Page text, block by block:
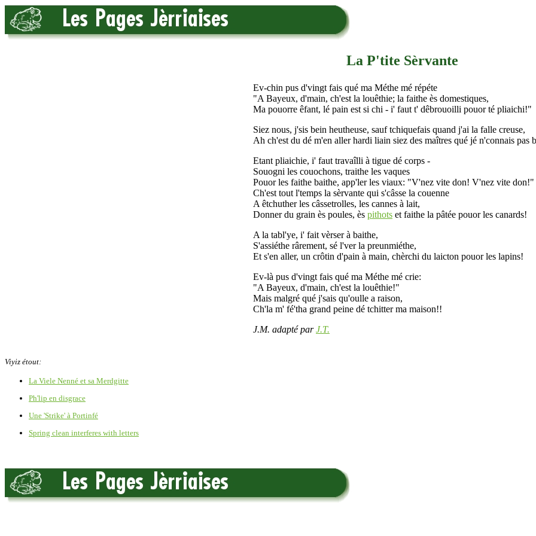
La P'tite Sèrvante
Ev-chin pus d'vingt fais qué ma Méthe mé répéte
"A Bayeux, d'main, ch'est la louêthie; la faithe ès domestiques,
Ma pouorre êfant, lé pain est si chi - i' faut t' dêbrouoilli pouor té pliaichi!"
Siez nous, j'sis bein heutheuse, sauf tchiquefais quand j'ai la falle creuse,
Ah ch'est du dé m'en aller hardi liain siez des maîtres qué jé n'connais pas
Etant pliaichie, i' faut travaîlli à tigue dé corps -
Souogni les couochons, traithe les vaques
Pouor les faithe baithe, app'ler les viaux: "V'nez vite don! V'nez vite don!"
Ch'est tout l'temps la sèrvante qui s'câsse la couenne
A êtchuther les câssetrolles, les cannes à lait,
Donner du grain ès poules, ès pithots et faithe la pâtée pouor les canards!
A la tabl'ye, i' fait vèrser à baithe,
S'assiéthe rârement, sé l'ver la preunmiéthe,
Et s'en aller, un crôtin d'pain à main, chèrchi du laicton pouor les lapins!
Ev-là pus d'vingt fais qué ma Méthe mé crie:
"A Bayeux, d'main, ch'est la louêthie!"
Mais malgré qué j'sais qu'oulle a raison,
Ch'la m' fé'tha grand peine dé tchitter ma maison!!
J.M. adapté parJ.T.
Viyiz étout:
La Viele Nenné et sa Merdgitte
Ph'lip en disgrace
Une 'Strike' à Portinfé
Spring clean interferes with letters